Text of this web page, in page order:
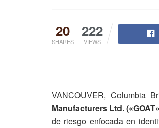
20
SHARES
222
VIEWS
VANCOUVER, Columbia
Manufacturers Ltd.
de riesgo enfocada en